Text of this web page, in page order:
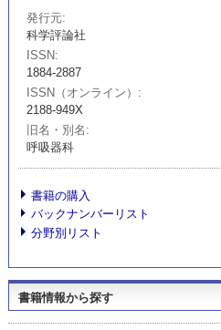
発行元
科学評論社
ISSN
1884-2887
ISSN（オンライン）
2188-949X
旧名・別名
呼吸器科
書籍の購入
バックナンバーリスト
分野別リスト
書籍情報から探す